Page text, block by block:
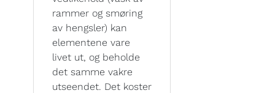
rammer og smøring
av hengsler) kan
elementene vare
livet ut, og beholde
det samme vakre
utseendet. Det koster